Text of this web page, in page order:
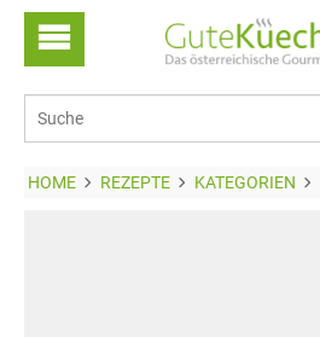
HOME REZEPTE KATEGORIEN